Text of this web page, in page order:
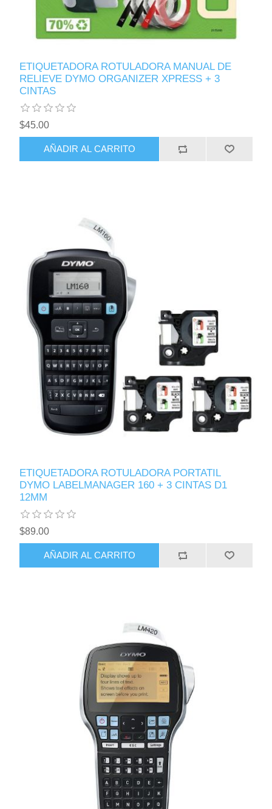
ETIQUETADORA ROTULADORA MANUAL DE
RELIEVE DYMO ORGANIZER XPRESS + 3
CINTAS
$45.00
AÑADIR AL CARRITO
ETIQUETADORA ROTULADORA PORTATIL
DYMO LABELMANAGER 160 + 3 CINTAS D1
12MM
$89.00
AÑADIR AL CARRITO